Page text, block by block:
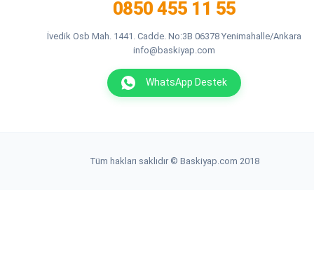
0850 455 11 55
İvedik Osb Mah. 1441. Cadde. No:3B 06378 Yenimahalle/Ankara
info@baskiyap.com
WhatsApp Destek
Tüm hakları saklıdır © Baskiyap.com 2018